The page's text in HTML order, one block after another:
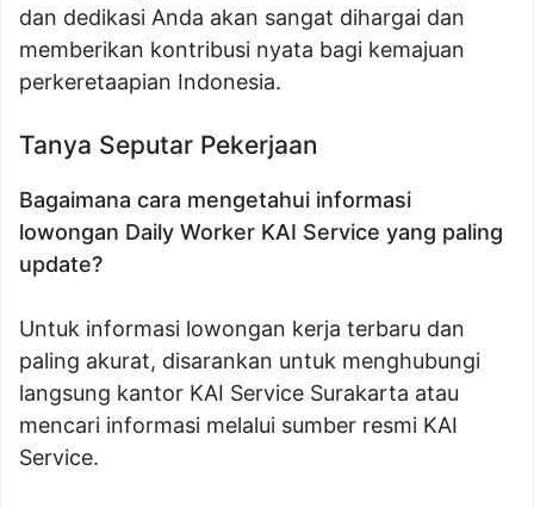
dan dedikasi Anda akan sangat dihargai dan
memberikan kontribusi nyata bagi kemajuan
perkeretaapian Indonesia.
Tanya Seputar Pekerjaan
Bagaimana cara mengetahui informasi
lowongan Daily Worker KAI Service yang paling
update?
Untuk informasi lowongan kerja terbaru dan
paling akurat, disarankan untuk menghubungi
langsung kantor KAI Service Surakarta atau
mencari informasi melalui sumber resmi KAI
Service.